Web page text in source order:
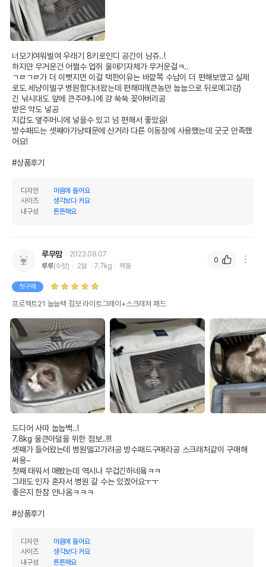
너모기여워벌여 우래기 8키로인디 공간이 남쥬..!
하지만 무거운건 어쩔수 업쥐 울애기자체가 무거운걸ㅋ..
ㄱㄹㄱㄹ가 더 이뻣지먼 이걸 택한이유는 바깥쪽 수납이 더 편해보였고 실제
로도 세냥이델구 병원함다녀왔는데 편해따!!(큰놈만 눕눕으로 뒤로메고감)
긴 낚시대도 앞에 큰주머니에 걍 쑥쑥 꽂아버리공
받은 약도 넣공
지갑도 옆주머니에 넣을수 있고 넘 편해서 좋았음!
방수패드는 셋째아가냥때문에 산거라 다른 이동장에 사용했는데 굿굿 만족했
어요!
#상품후기
디자인
마음에 들어요
사이즈
생각보다 커요
내구성
튼튼해요
루무맘
2023.08.07
루루(수컷) 2살 7.7kg 랙돌
첫구매
프로젝트21 눕눕백 점보 라이트그레이+스크래쳐 패드
드디어 사따 눕눕백..!
7.8kg 울큰아덜을 위한 점보..!!!
셋째가 들어왔는데 병원델고가려공 방수패드구매라공 스크래처같이 구매해
써용~
첫째 태워서 매봤는데 역시나 무겁긴하네욬ㅋㅋ
그래도 인자 혼자서 병원 갈 수는 있겠어요ㅜㅜ
좋은지 한참 안나옴ㅋㅋㅋ
#상품후기
디자인
마음에 들어요
사이즈
생각보다 커요
내구성
튼튼해요
0